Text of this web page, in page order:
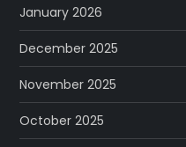
January 2026
December 2025
November 2025
October 2025